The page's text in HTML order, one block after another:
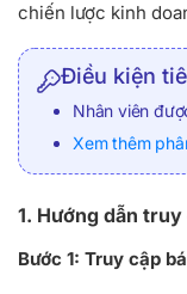
chiến lược kinh
Điều kiện
Nhân viên
Xem thêm
1. Hướng dẫn
Bước 1: Truy cập